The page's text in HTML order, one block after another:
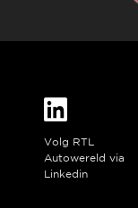
Volg RTL
Autowereld via
Linkedin